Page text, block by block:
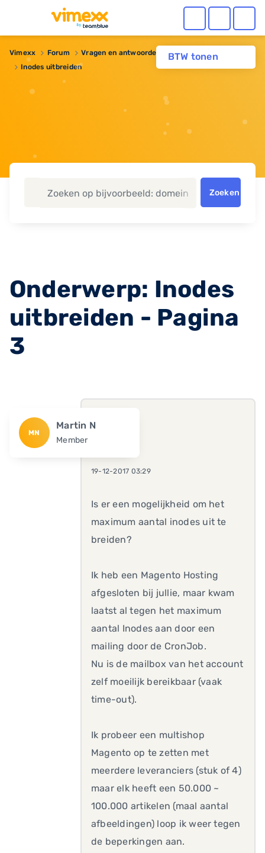
BTW tonen
Vimexx Forum Vragen en antwoorden
Webhosting
Inodes uitbreiden
Zoeken
Onderwerp: Inodes
uitbreiden - Pagina
3
MN
Martin N
Member
19-12-2017 03:29
Is er een mogelijkheid om het
maximum aantal inodes uit te
breiden?
Ik heb een Magento Hosting
afgesloten bij jullie, maar kwam
laatst al tegen het maximum
aantal Inodes aan door een
mailing door de CronJob.
Nu is de mailbox van het account
zelf moeilijk bereikbaar (vaak
time-out).
Ik probeer een multishop
Magento op te zetten met
meerdere leveranciers (stuk of 4)
maar elk heeft een 50.000 ~
100.000 artikelen (maal aantal
afbeeldingen) loop ik weer tegen
de beperkingen aan.